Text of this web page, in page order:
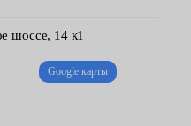
мотор и проверяют
шоссе, 14 к1
Google карты